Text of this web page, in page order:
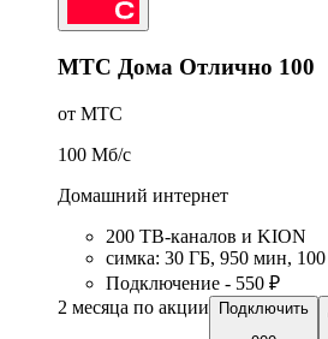
МТС Дома Отлично 100
от МТС
100 Мб/c
Домашний интернет
200 ТВ-каналов и KION
симка: 30 ГБ, 950 мин, 100
Подключение - 550 ₽
2 месяца по акции
Подключить